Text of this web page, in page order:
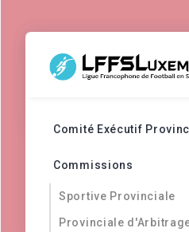
Comité Exécutif
Commissions
Sportive Provinciale
Provinciale